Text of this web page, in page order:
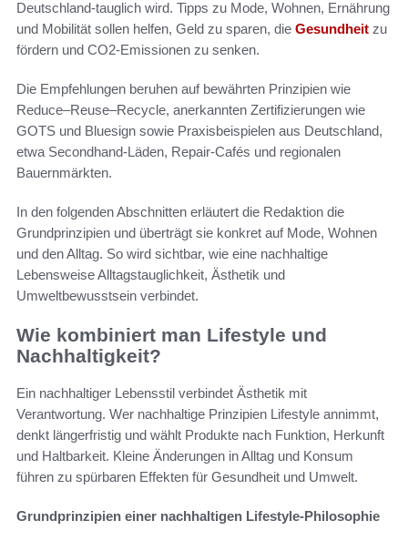
Deutschland-tauglich wird. Tipps zu Mode, Wohnen, Ernährung
und Mobilität sollen helfen, Geld zu sparen, die Gesundheit zu
fördern und CO2-Emissionen zu senken.
Die Empfehlungen beruhen auf bewährten Prinzipien wie
Reduce–Reuse–Recycle, anerkannten Zertifizierungen wie
GOTS und Bluesign sowie Praxisbeispielen aus Deutschland,
etwa Secondhand-Läden, Repair-Cafés und regionalen
Bauernmärkten.
In den folgenden Abschnitten erläutert die Redaktion die
Grundprinzipien und überträgt sie konkret auf Mode, Wohnen
und den Alltag. So wird sichtbar, wie eine nachhaltige
Lebensweise Alltagstauglichkeit, Ästhetik und
Umweltbewusstsein verbindet.
Wie kombiniert man Lifestyle und
Nachhaltigkeit?
Ein nachhaltiger Lebensstil verbindet Ästhetik mit
Verantwortung. Wer nachhaltige Prinzipien Lifestyle annimmt,
denkt längerfristig und wählt Produkte nach Funktion, Herkunft
und Haltbarkeit. Kleine Änderungen in Alltag und Konsum
führen zu spürbaren Effekten für Gesundheit und Umwelt.
Grundprinzipien einer nachhaltigen Lifestyle-Philosophie